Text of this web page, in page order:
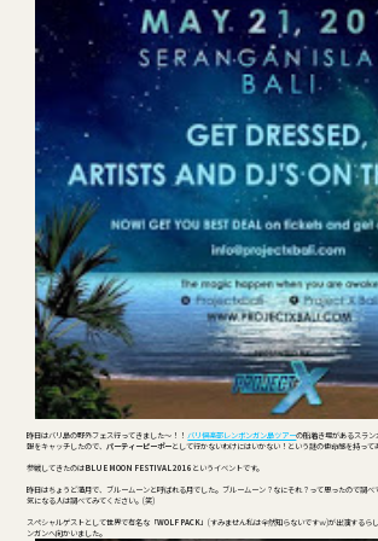
昨日はバリ島の野外フェス行ってきました～！！バリ倶楽部レンボンガン島ツアーの船着き場があるスラン
報をキャッチしたので、パーティーピーポーとして行かないわけにはいかない！という謎の使命感を持っ
参戦してきたのはBLUE MOON FESTIVAL 2016 というイベントです。
昨日はちょうど満月で、ブルームーンと呼ばれる月でした。ブルームーン？なにそれ？って思ったので調べ
気になる人は調べてみてください。(笑)
スペシャルゲストとして世界で有名な「WOLF PACK」(すみません私は全然知らないですｗ)が出演するら
ンガンへ向かいました。